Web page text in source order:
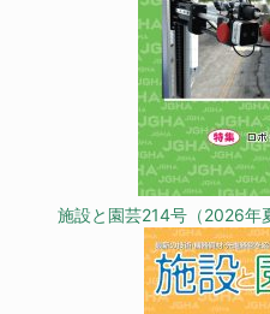
施設と園芸214号（2026年